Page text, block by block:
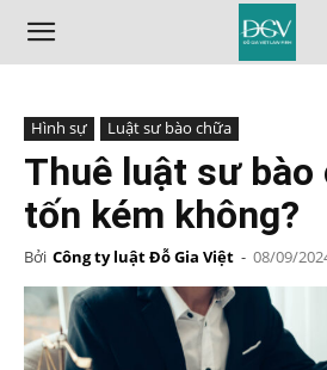
Hình sự Luật sư bào chữa
Thuê luật sư bào
tốn kém không?
Bởi Công ty luật Đỗ Gia Việt - 08/09/